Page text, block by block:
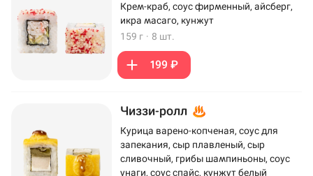
Крем-краб, соус фирменный, айсберг,
икра масаго, кунжут
159 г · 8 шт.
199 ₽
Чиззи-ролл
Курица варено-копченая, соус для
запекания, сыр плавленый, сыр
сливочный, грибы шампиньоны, соус
унаги, соус спайс, кунжут белый